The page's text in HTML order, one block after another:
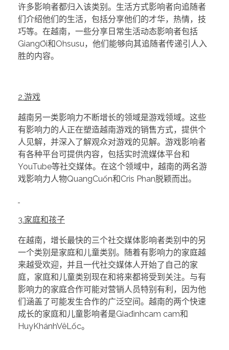
许多影响者都归入该类别。生活方式影响者向追随者
们介绍他们的生活，包括分享他们的才华，热情，技
巧等。在越南，一些分享日常生活动态影响者包括
GiangƠi和Ohsusu，他们能够向其追随者传递引人入
胜的内容。
2.游戏
越南另一类影响力不断增长的领域是游戏领域。这些
有影响力的人正在塑造越南游戏的销售方式，提供个
人见解，并深入了解观众对游戏的见解。游戏影响者
有各种平台可提供内容，包括实时流媒体平台和
YouTube等社交媒体。在这个领域中，越南的两名游
戏影响力人物QuangCuốn和Cris Phan脱颖而出。
3.家庭和孩子
在越南，增长最快的三个社交媒体影响者类别中的另
一个类别是家庭和儿童类别。随着有影响力的家庭越
来越受欢迎，并且一代社交媒体人开始了自己的家
庭，家庭和儿童类别现在和将来都将受到关注。与有
影响力的家庭合作可能对营销人员特别有利，因为他
们涵盖了可能发生合作的广泛空间。越南的两个快速
成长的家庭和儿童影响者是Giađìnhcam cam和
HuyKhánhVêLốc。